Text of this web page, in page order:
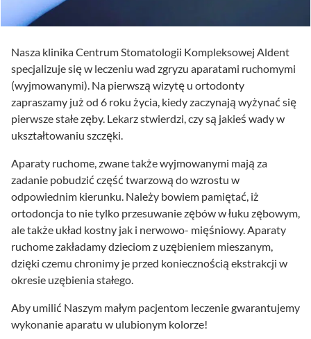
Nasza klinika Centrum Stomatologii Kompleksowej Aldent
specjalizuje się w leczeniu wad zgryzu aparatami ruchomymi
(wyjmowanymi). Na pierwszą wizytę u ortodonty
zapraszamy już od 6 roku życia, kiedy zaczynają wyżynać się
pierwsze stałe zęby. Lekarz stwierdzi, czy są jakieś wady w
ukształtowaniu szczęki.
Aparaty ruchome, zwane także wyjmowanymi mają za
zadanie pobudzić część twarzową do wzrostu w
odpowiednim kierunku. Należy bowiem pamiętać, iż
ortodoncja to nie tylko przesuwanie zębów w łuku zębowym,
ale także układ kostny jak i nerwowo- mięśniowy. Aparaty
ruchome zakładamy dzieciom z uzębieniem mieszanym,
dzięki czemu chronimy je przed koniecznością ekstrakcji w
okresie uzębienia stałego.
Aby umilić Naszym małym pacjentom leczenie gwarantujemy
wykonanie aparatu w ulubionym kolorze!